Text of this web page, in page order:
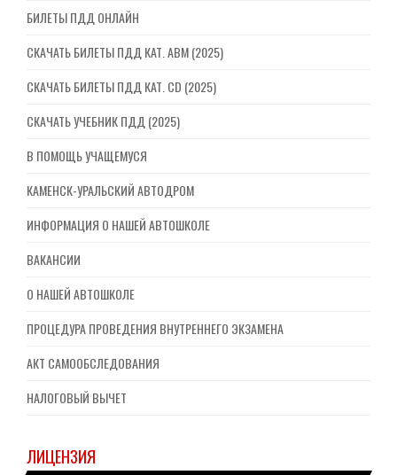
БИЛЕТЫ ПДД ОНЛАЙН
СКАЧАТЬ БИЛЕТЫ ПДД КАТ. ABM (2025)
СКАЧАТЬ БИЛЕТЫ ПДД КАТ. CD (2025)
СКАЧАТЬ УЧЕБНИК ПДД (2025)
В ПОМОЩЬ УЧАЩЕМУСЯ
КАМЕНСК-УРАЛЬСКИЙ АВТОДРОМ
ИНФОРМАЦИЯ О НАШЕЙ АВТОШКОЛЕ
ВАКАНСИИ
О НАШЕЙ АВТОШКОЛЕ
ПРОЦЕДУРА ПРОВЕДЕНИЯ ВНУТРЕННЕГО ЭКЗАМЕНА
АКТ САМООБСЛЕДОВАНИЯ
НАЛОГОВЫЙ ВЫЧЕТ
ЛИЦЕНЗИЯ